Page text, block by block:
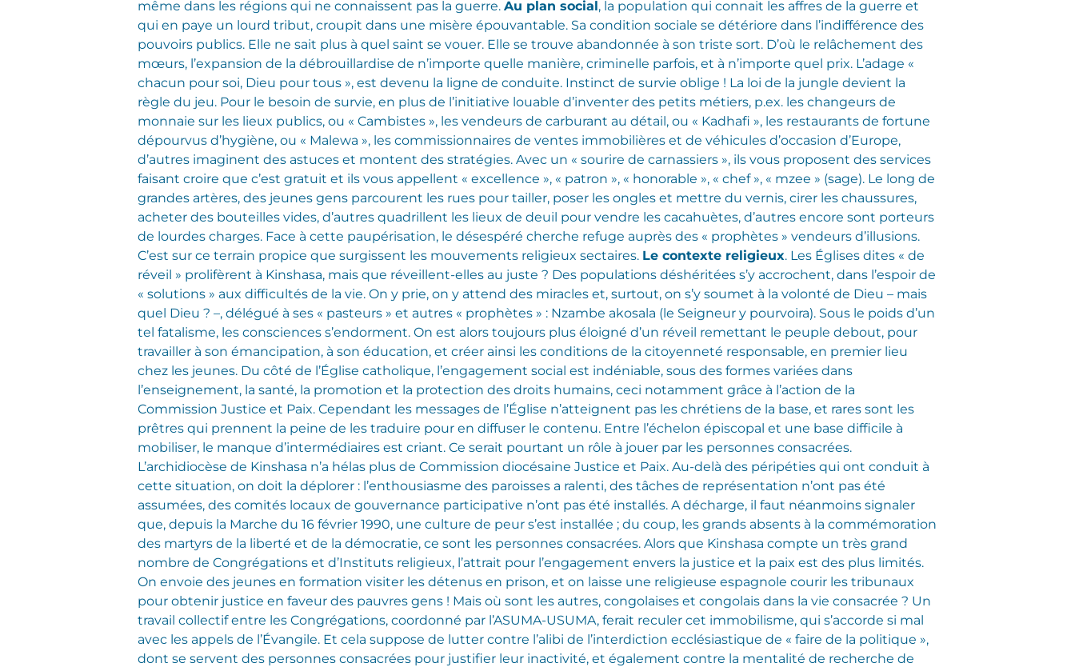
même dans les régions qui ne connaissent pas la guerre. Au plan social, la population qui connait les affres de la guerre et
qui en paye un lourd tribut, croupit dans une misère épouvantable. Sa condition sociale se détériore dans l’indifférence des
pouvoirs publics. Elle ne sait plus à quel saint se vouer. Elle se trouve abandonnée à son triste sort. D’où le relâchement des
mœurs, l’expansion de la débrouillardise de n’importe quelle manière, criminelle parfois, et à n’importe quel prix. L’adage «
chacun pour soi, Dieu pour tous », est devenu la ligne de conduite. Instinct de survie oblige ! La loi de la jungle devient la
règle du jeu. Pour le besoin de survie, en plus de l’initiative louable d’inventer des petits métiers, p.ex. les changeurs de
monnaie sur les lieux publics, ou « Cambistes », les vendeurs de carburant au détail, ou « Kadhafi », les restaurants de fortune
dépourvus d’hygiène, ou « Malewa », les commissionnaires de ventes immobilières et de véhicules d’occasion d’Europe,
d’autres imaginent des astuces et montent des stratégies. Avec un « sourire de carnassiers », ils vous proposent des services
faisant croire que c’est gratuit et ils vous appellent « excellence », « patron », « honorable », « chef », « mzee » (sage). Le long de
grandes artères, des jeunes gens parcourent les rues pour tailler, poser les ongles et mettre du vernis, cirer les chaussures,
acheter des bouteilles vides, d’autres quadrillent les lieux de deuil pour vendre les cacahuètes, d’autres encore sont porteurs
de lourdes charges. Face à cette paupérisation, le désespéré cherche refuge auprès des « prophètes » vendeurs d’illusions.
C’est sur ce terrain propice que surgissent les mouvements religieux sectaires. Le contexte religieux. Les Églises dites « de
réveil » prolifèrent à Kinshasa, mais que réveillent-elles au juste ? Des populations déshéritées s’y accrochent, dans l’espoir de
« solutions » aux difficultés de la vie. On y prie, on y attend des miracles et, surtout, on s’y soumet à la volonté de Dieu – mais
quel Dieu ? –, délégué à ses « pasteurs » et autres « prophètes » : Nzambe akosala (le Seigneur y pourvoira). Sous le poids d’un
tel fatalisme, les consciences s’endorment. On est alors toujours plus éloigné d’un réveil remettant le peuple debout, pour
travailler à son émancipation, à son éducation, et créer ainsi les conditions de la citoyenneté responsable, en premier lieu
chez les jeunes. Du côté de l’Église catholique, l’engagement social est indéniable, sous des formes variées dans
l’enseignement, la santé, la promotion et la protection des droits humains, ceci notamment grâce à l’action de la
Commission Justice et Paix. Cependant les messages de l’Église n’atteignent pas les chrétiens de la base, et rares sont les
prêtres qui prennent la peine de les traduire pour en diffuser le contenu. Entre l’échelon épiscopal et une base difficile à
mobiliser, le manque d’intermédiaires est criant. Ce serait pourtant un rôle à jouer par les personnes consacrées.
L’archidiocèse de Kinshasa n’a hélas plus de Commission diocésaine Justice et Paix. Au-delà des péripéties qui ont conduit à
cette situation, on doit la déplorer : l’enthousiasme des paroisses a ralenti, des tâches de représentation n’ont pas été
assumées, des comités locaux de gouvernance participative n’ont pas été installés. A décharge, il faut néanmoins signaler
que, depuis la Marche du 16 février 1990, une culture de peur s’est installée ; du coup, les grands absents à la commémoration
des martyrs de la liberté et de la démocratie, ce sont les personnes consacrées. Alors que Kinshasa compte un très grand
nombre de Congrégations et d’Instituts religieux, l’attrait pour l’engagement envers la justice et la paix est des plus limités.
On envoie des jeunes en formation visiter les détenus en prison, et on laisse une religieuse espagnole courir les tribunaux
pour obtenir justice en faveur des pauvres gens ! Mais où sont les autres, congolaises et congolais dans la vie consacrée ? Un
travail collectif entre les Congrégations, coordonné par l’ASUMA-USUMA, ferait reculer cet immobilisme, qui s’accorde si mal
avec les appels de l’Évangile. Et cela suppose de lutter contre l’alibi de l’interdiction ecclésiastique de « faire de la politique »,
dont se servent des personnes consacrées pour justifier leur inactivité, et également contre la mentalité de recherche de